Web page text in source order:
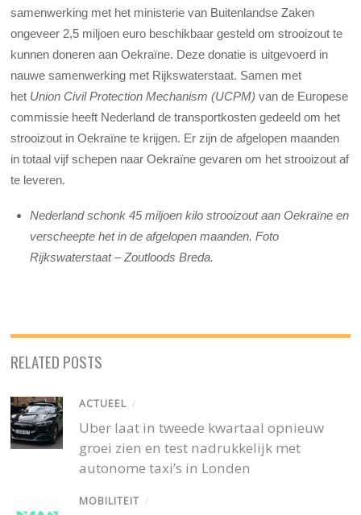
samenwerking met het ministerie van Buitenlandse Zaken
ongeveer 2,5 miljoen euro beschikbaar gesteld om strooizout te
kunnen doneren aan Oekraïne. Deze donatie is uitgevoerd in
nauwe samenwerking met Rijkswaterstaat. Samen met
het Union Civil Protection Mechanism (UCPM)van de Europese
commissie heeft Nederland de transportkosten gedeeld om het
strooizout in Oekraïne te krijgen. Er zijn de afgelopen maanden
in totaal vijf schepen naar Oekraïne gevaren om het strooizout af
te leveren.
Nederland schonk 45 miljoen kilo strooizout aan Oekraïne en
verscheepte het in de afgelopen maanden. Foto
Rijkswaterstaat – Zoutloods Breda.
RELATED POSTS
ACTUEEL /
Uber laat in tweede kwartaal opnieuw
groei zien en test nadrukkelijk met
autonome taxi’s in Londen
MOBILITEIT /